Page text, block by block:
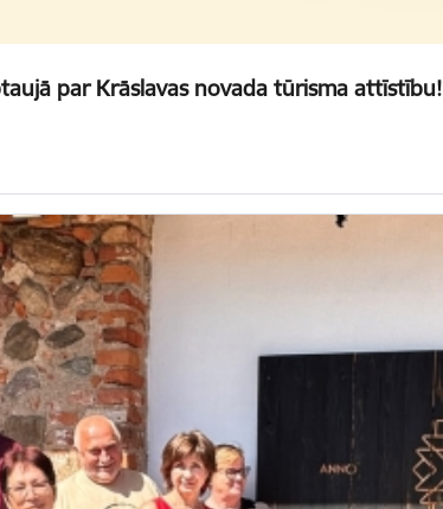
par Krāslavas novada tūrisma attīstību!